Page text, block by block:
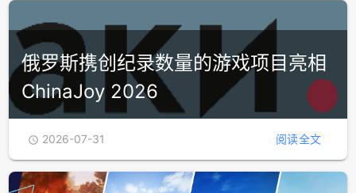
俄罗斯携创纪录数量的游戏项目亮相
ChinaJoy 2026
 2026-07-31 阅读全文